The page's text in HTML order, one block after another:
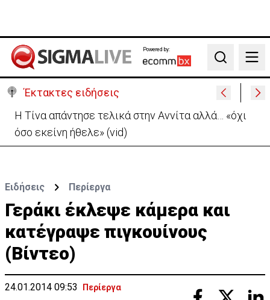
Powered by:
Search
Έκτακτες ειδήσεις
Η Τίνα απάντησε τελικά στην Αννίτα αλλά… «όχι
όσο εκείνη ήθελε» (vid)
Ειδήσεις Περίεργα
Γεράκι έκλεψε κάμερα και
κατέγραψε πιγκουίνους
(Βίντεο)
24.01.2014 09:53 Περίεργα